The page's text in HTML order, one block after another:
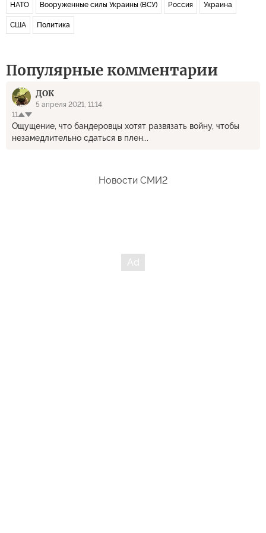
НАТО Вооруженные силы Украины (ВСУ) Россия Украина
США Политика
Популярные комментарии
ДОК
5 апреля 2021, 11:14
11
Ощущение, что бандеровцы хотят развязать войну, чтобы
незамедлительно сдаться в плен...
Новости СМИ2